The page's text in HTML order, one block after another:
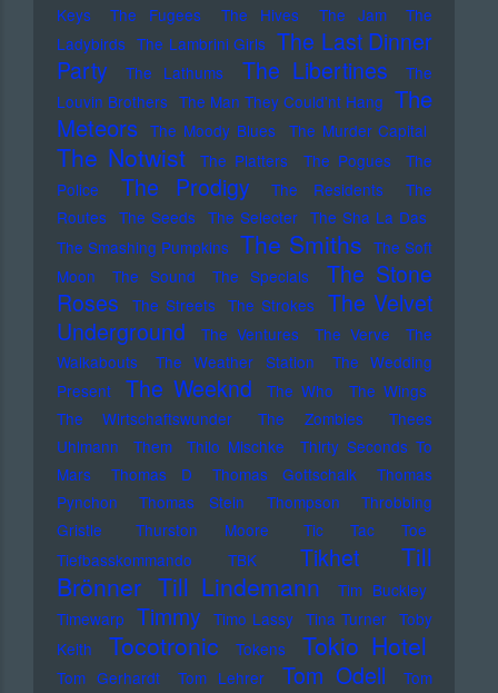
Keys
The Fugees The Hives The Jam
The
Ladybirds The Lambrini Girls The Last Dinner
Party
The Lathums The Libertines
The
Louvin Brothers The Man They Could'nt Hang The
Meteors The Moody Blues The Murder Capital
The Notwist The Platters The Pogues
The
Police
The Prodigy The Residents
The
Routes The Seeds The Selecter The Sha La Das
The Smashing Pumpkins The Smiths The Soft
Moon
The Sound The Specials
The Stone
Roses
The Streets The Strokes
The Velvet
Underground
The Ventures The Verve
The
Walkabouts
The Weather Station
The Wedding
Present
The Weeknd The Who
The Wings
The Wirtschaftswunder
The Zombies
Thees
Uhlmann
Them Thilo Mischke
Thirty Seconds To
Mars
Thomas D Thomas Gottschalk
Thomas
Pynchon
Thomas Stein Thompson
Throbbing
Gristle
Thurston Moore
Tic Tac Toe
Tiefbasskommando TBK
Tikhet
Till
Brönner Till Lindemann
Tim Buckley
Timewarp Timmy Timo Lassy Tina Turner Toby
Keith
Tocotronic Tokens Tokio Hotel
Tom Gerhardt Tom Lehrer Tom Odell
Tom